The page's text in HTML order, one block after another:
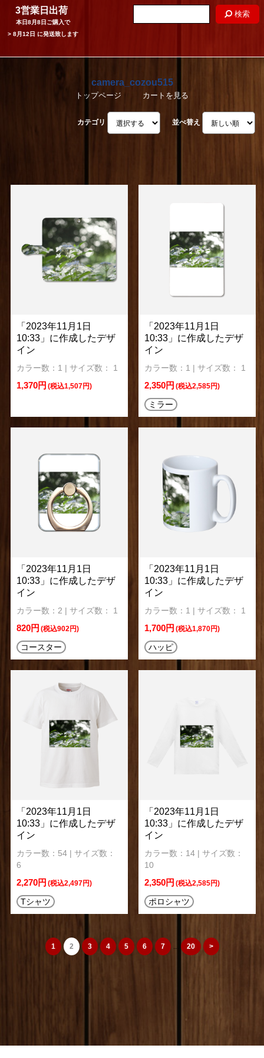
3営業日出荷
本日8月8日 ご購入で
> 8月12日 に発送致します
検索
camera_cozou515
トップページ カートを見る
カテゴリ 並べ替え
「2023年11月1日
10:33」に作成したデザ
イン
カラー数：1 | サイズ数： 1
1,370円 (税込1,507円)
「2023年11月1日
10:33」に作成したデザ
イン
カラー数：1 | サイズ数： 1
2,350円 (税込2,585円)
ミラー
「2023年11月1日
10:33」に作成したデザ
イン
カラー数：2 | サイズ数： 1
820円 (税込902円)
コースター
「2023年11月1日
10:33」に作成したデザ
イン
カラー数：1 | サイズ数： 1
1,700円 (税込1,870円)
ハッピ
「2023年11月1日
10:33」に作成したデザ
イン
カラー数：54 | サイズ数：
6
2,270円 (税込2,497円)
Tシャツ
「2023年11月1日
10:33」に作成したデザ
イン
カラー数：14 | サイズ数：
10
2,350円 (税込2,585円)
ポロシャツ
1 2 3 4 5 6 7 ... 20 >